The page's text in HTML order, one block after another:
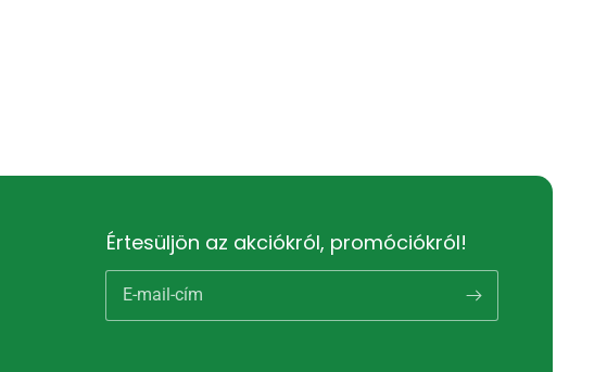
Értesüljön az akciókról, promóciókról!
E-mail-cím